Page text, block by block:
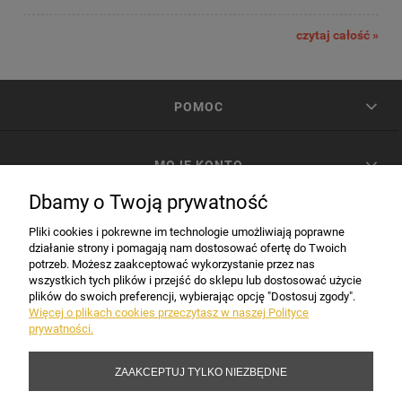
czytaj całość »
POMOC
MOJE KONTO
INFORMACJE
Dbamy o Twoją prywatność
Pliki cookies i pokrewne im technologie umożliwiają poprawne
działanie strony i pomagają nam dostosować ofertę do Twoich
potrzeb. Możesz zaakceptować wykorzystanie przez nas
wszystkich tych plików i przejść do sklepu lub dostosować użycie
plików do swoich preferencji, wybierając opcję "Dostosuj zgody".
Więcej o plikach cookies przeczytasz w naszej Polityce
prywatności.
ZAAKCEPTUJ TYLKO NIEZBĘDNE